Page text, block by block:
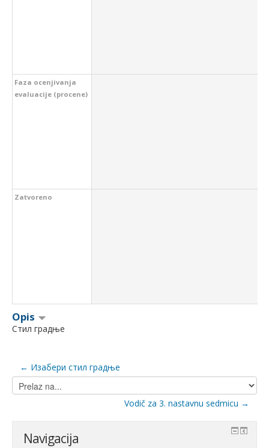
Faza ocenjivanja
evaluacije (procene)
Zatvoreno
Opis
Стил градње
← Изабери стил градње
Prelaz
na...
Vodič za 3. nastavnu sedmicu →
Navigacija